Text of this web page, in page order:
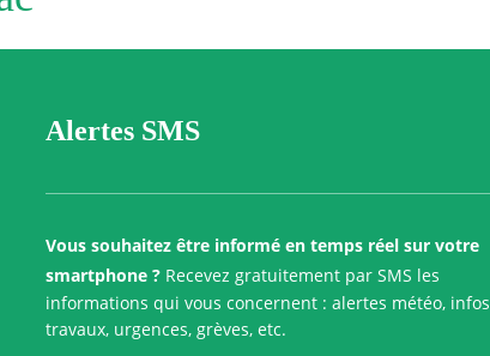
Alertes SMS
Vous souhaitez être informé en temps réel sur votre
smartphone ? Recevez gratuitement par SMS les
informations qui vous concernent : alertes météo, infos
travaux, urgences, grèves, etc.